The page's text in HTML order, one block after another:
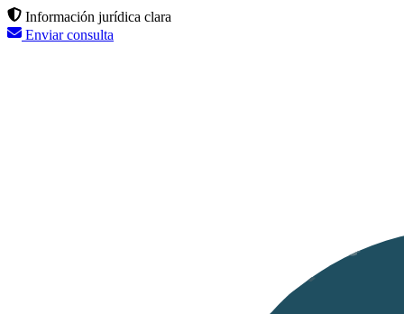
Información jurídica clara
Enviar consulta